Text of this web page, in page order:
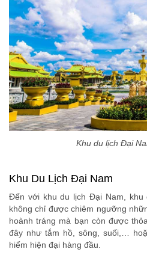
Khu du lịch Đại
Khu Du Lịch Đại Nam
Đến với khu du lịch Đại Nam, khu
không chỉ được chiêm ngưỡng
hoành tráng mà bạn còn được
đây như tắm hồ, sông, suối,…
hiểm hiện đại hàng đầu.